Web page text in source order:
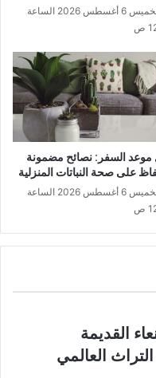
الخميس 6 أغسطس 2026 الساعة
ص
موعد السفر: نصائح مضمونة
على صحة النباتات المنزلية
الخميس 6 أغسطس 2026 الساعة
ص
القديمة
العالمي